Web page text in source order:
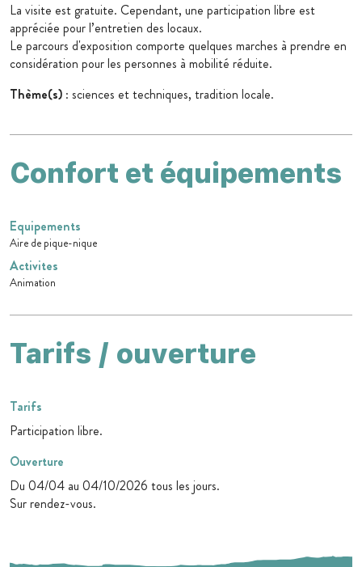
La visite est gratuite. Cependant, une participation libre est
appréciée pour l’entretien des locaux.
Le parcours d'exposition comporte quelques marches à prendre en
considération pour les personnes à mobilité réduite.
Thème(s) : sciences et techniques, tradition locale.
Confort et équipements
Equipements
Aire de pique-nique
Activites
Animation
Tarifs / ouverture
Tarifs
Participation libre.
Ouverture
Du 04/04 au 04/10/2026 tous les jours.
Sur rendez-vous.